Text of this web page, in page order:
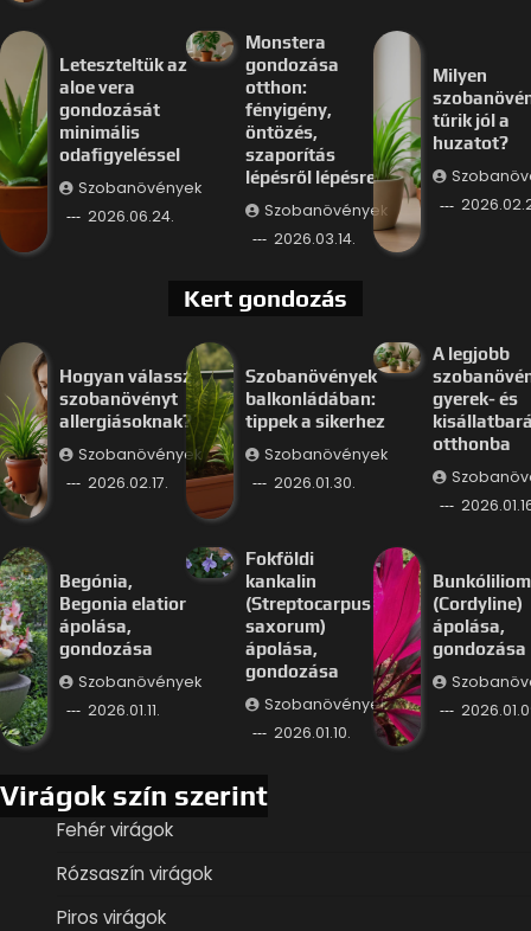
Leteszteltük az
aloe vera
gondozását
minimális
odafigyeléssel
Szobanövények
2026.06.24.
Monstera
gondozása
otthon:
fényigény,
öntözés,
szaporítás
lépésről lépésre
Szobanövények
2026.03.14.
Milyen
tűrik jól a
huzatot?
Kert gondozás
Hogyan válassz
szobanövényt
allergiásoknak?
Szobanövények
2026.02.17.
Szobanövények
balkonládában:
tippek a sikerhez
Szobanövények
2026.01.30.
A legjobb
gyerek- és
otthonba
Begónia,
Begonia elatior
ápolása,
gondozása
Szobanövények
2026.01.11.
Fokföldi
kankalin
(Streptocarpus
saxorum)
ápolása,
gondozása
Szobanövények
2026.01.10.
Bunkóliliom
(Cordyline)
ápolása,
gondozása
Virágok szín szerint
Fehér virágok
Rózsaszín virágok
Piros virágok